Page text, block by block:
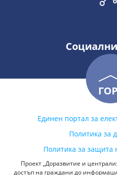
Единен портал за
Политика за
Политика за защита
Проект „Доразвитие и
достъп на граждани до